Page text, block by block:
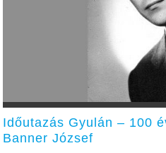
Időutazás Gyulán – 100
Banner József